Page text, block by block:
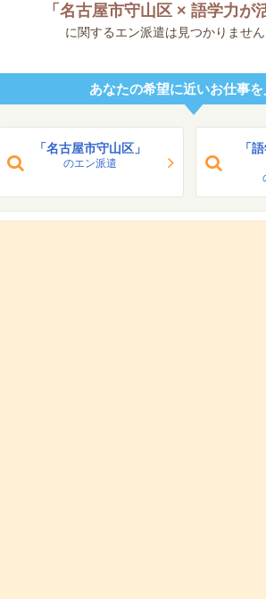
「 名古屋市守山区 × 語学力が
に関するエン派遣は見つかりません
あなたの希望に近いお仕事を
「名古屋市守山区」
のエン派遣
「